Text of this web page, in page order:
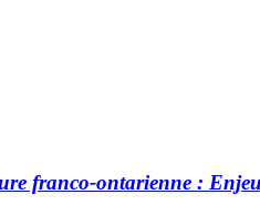
franco-ontarienne :